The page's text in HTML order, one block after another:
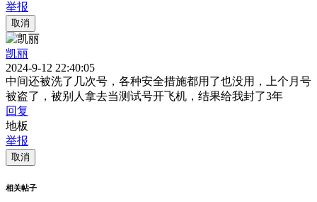
举报
取消
凯丽
2024-9-12 22:40:05
中间还被洗了几次号，各种安全措施都用了也没用，上个月号
被盗了，被别人拿去当测试号开飞机，结果给我封了3年
回复
地板
举报
取消
相关帖子